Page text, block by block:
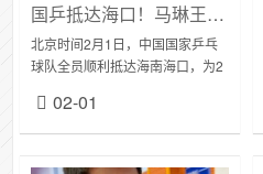
国乒抵达海口！马琳王皓率队现身，王楚钦孙颖莎引爆接机热潮
北京时间2月1日，中国国家乒乓
球队全员顺利抵达海南海口，为2
的第35届国际乒联亚乒联盟亚洲
杯开启最后备战。这是该项亚洲
02-01